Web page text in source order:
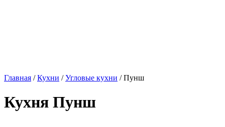
Главная /Кухни /Угловые кухни / Пунш
Кухня Пунш